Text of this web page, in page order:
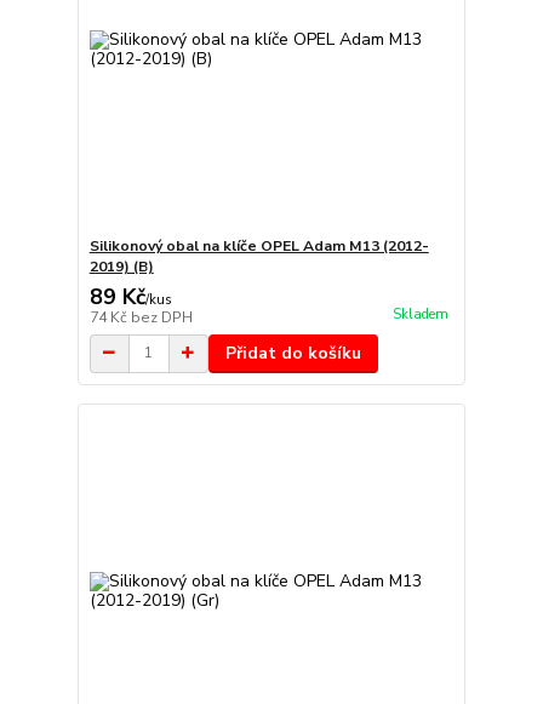
Silikonový obal na klíče OPEL Adam M13 (2012-
2019) (B)
89 Kč/kus
74 Kč bez DPH Skladem
Přidat do košíku